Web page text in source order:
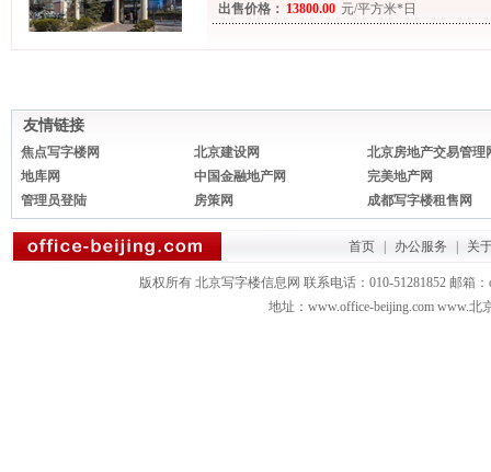
出售价格： 13800.00 元/平方米*日
友情链接
焦点写字楼网 北京建设网
北京房地产交易管理
地库网
中国金融地产网
完美地产网
管理员登陆
房策网 成都写字楼租售网
首页 办公服务 关
版权所有 北京写字楼信息网 联系电话：010-51281852 邮箱：
地址：www.office-beijing.com www.